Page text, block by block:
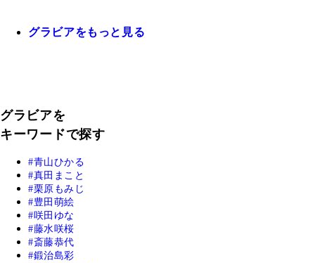
グラビアをもっと見る
グラビアを
キーワードで探す
青山ひかる
真田まこと
栗原もみじ
豊田萌絵
咲田ゆな
藤水咲桜
斎藤恭代
鍛治島彩